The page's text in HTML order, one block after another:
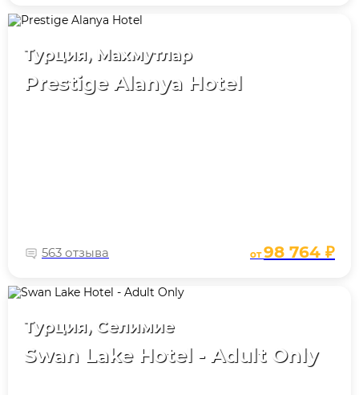
Турция, Махмутлар
Prestige Alanya Hotel
563 отзыва от98 764 ₽
Турция, Селимие
Swan Lake Hotel - Adult Only